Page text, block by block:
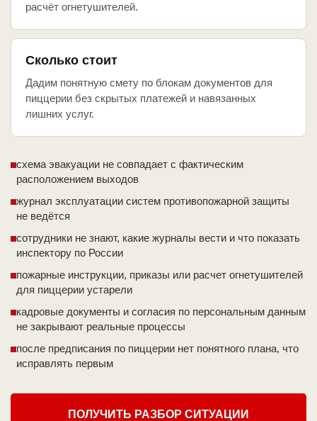
расчёт огнетушителей.
Сколько стоит
Дадим понятную смету по блокам документов для
пиццерии без скрытых платежей и навязанных
лишних услуг.
схема эвакуации не совпадает с фактическим
расположением выходов
журнал эксплуатации систем противопожарной защиты
не ведётся
сотрудники не знают, какие журналы вести и что показать
инспектору по России
пожарные инструкции, приказы или расчет огнетушителей
для пиццерии устарели
кадровые документы и согласия по персональным данным
не закрывают реальные процессы
после предписания по пиццерии нет понятного плана, что
исправлять первым
ПОЛУЧИТЬ РАЗБОР СИТУАЦИИ